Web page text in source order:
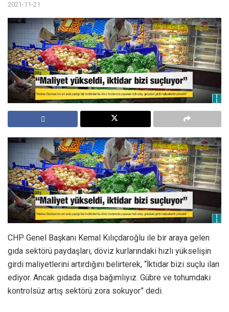
2021-11-21
CHP Genel Başkanı Kemal Kılıçdaroğlu ile bir araya gelen
gıda sektörü paydaşları, döviz kurlarındaki hızlı yükselişin
girdi maliyetlerini artırdığını belirterek, “İktidar bizi suçlu ilan
ediyor. Ancak gıdada dışa bağımlıyız. Gübre ve tohumdaki
kontrolsüz artış sektörü zora sokuyor” dedi.